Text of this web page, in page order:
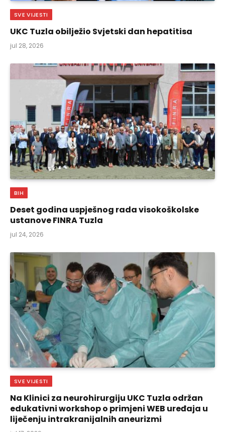
SVE VIJESTI
UKC Tuzla obilježio Svjetski dan hepatitisa
jul 28, 2026
BIH
Deset godina uspješnog rada visokoškolske
ustanove FINRA Tuzla
jul 24, 2026
SVE VIJESTI
Na Klinici za neurohirurgiju UKC Tuzla održan
edukativni workshop o primjeni WEB uređaja u
liječenju intrakranijalnih aneurizmi